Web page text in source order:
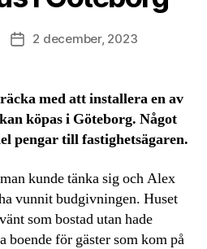
Inläggsdatum
2 december, 2023
med att installera en av
köpas i Göteborg. Något
pengar till fastighetsägaren.
kunde tänka sig och Alex
vunnit budgivningen. Huset
som bostad utan hade
boende för gäster som kom på